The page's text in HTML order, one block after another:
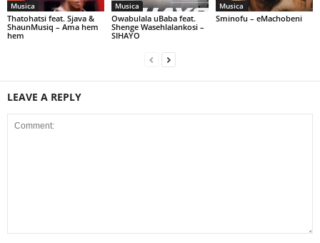
Musica
Thatohatsi feat. Sjava &
ShaunMusiq – Ama hem
hem
Musica
Owabulala uBaba feat.
Shenge Wasehlalankosi –
SIHAYO
Musica
Sminofu – eMachobeni
LEAVE A REPLY